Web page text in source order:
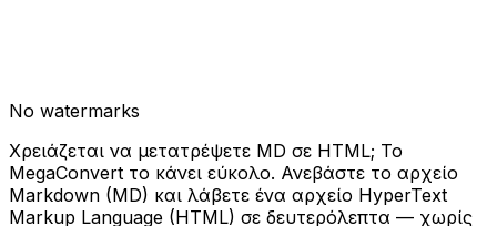
No watermarks
Χρειάζεται να μετατρέψετε MD σε HTML; Το
MegaConvert το κάνει εύκολο. Ανεβάστε το αρχείο
Markdown (MD) και λάβετε ένα αρχείο HyperText
Markup Language (HTML) σε δευτερόλεπτα — χωρίς